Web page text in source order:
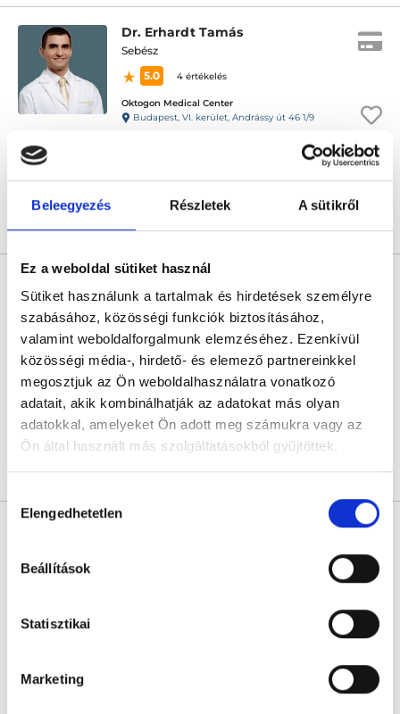
Beleegyezés Részletek A sütikről
Ez a weboldal sütiket használ
Sütiket használunk a tartalmak és hirdetések személyre
szabásához, közösségi funkciók biztosításához,
valamint weboldalforgalmunk elemzéséhez. Ezenkívül
közösségi média-, hirdető- és elemező partnereinkkel
megosztjuk az Ön weboldalhasználatra vonatkozó
adatait, akik kombinálhatják az adatokat más olyan
adatokkal, amelyeket Ön adott meg számukra vagy az
Ön által használt más szolgáltatásokból gyűjtöttek.
szabályzat:https://foglaljorvost.hu/info/foglaljorvost-
kiválasztása
Elengedhetetlen
Beállítások
Statisztikai
Marketing
Dr. Erhardt Tamás
Sebész
5.0
4 értékelés
Oktogon Medical Center
Budapest, VI. kerület, Andrássy út 46 1/9
augusztus 17.
Árlista Összes időpont Profil
Proktológus
5.0
110 értékelés
Királyerdei Klinika
Budapest, XXI. kerület, Szent István út 248-250.
Következő időpont:augusztus 26.
Árlista Összes időpont Profil
* Szakorvos jelölt (rezidens): általános orvosi oklevéllel rendelkező
önállóan nem végezhető szakmai tevékenységért teljes
felelősséggel tartozik és azt közvetlenül felügyeli az egészségügyi
felelősségét kizárja esetleges névazonosságért bármely szakorvos
és szakorvosjelölt esetén.
Tályogtisztítás, kötözés